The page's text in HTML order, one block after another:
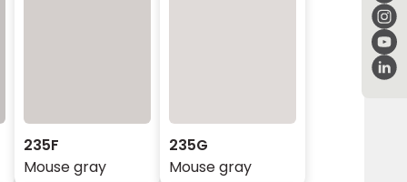
235F
Mouse gray
235G
Mouse gray